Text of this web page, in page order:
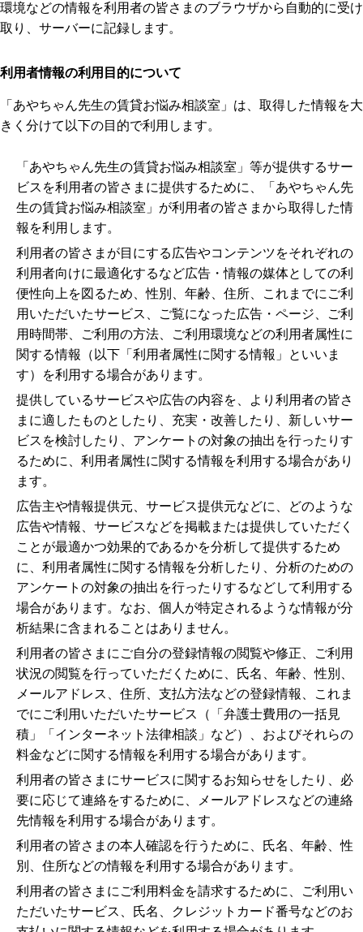
環境などの情報を利用者の皆さまのブラウザから自動的に受け
取り、サーバーに記録します。
利用者情報の利用目的について
「あやちゃん先生の賃貸お悩み相談室」は、取得した情報を大
きく分けて以下の目的で利用します。
「あやちゃん先生の賃貸お悩み相談室」等が提供するサー
ビスを利用者の皆さまに提供するために、「あやちゃん先
生の賃貸お悩み相談室」が利用者の皆さまから取得した情
報を利用します。
利用者の皆さまが目にする広告やコンテンツをそれぞれの
利用者向けに最適化するなど広告・情報の媒体としての利
便性向上を図るため、性別、年齢、住所、これまでにご利
用いただいたサービス、ご覧になった広告・ページ、ご利
用時間帯、ご利用の方法、ご利用環境などの利用者属性に
関する情報（以下「利用者属性に関する情報」といいま
す）を利用する場合があります。
提供しているサービスや広告の内容を、より利用者の皆さ
まに適したものとしたり、充実・改善したり、新しいサー
ビスを検討したり、アンケートの対象の抽出を行ったりす
るために、利用者属性に関する情報を利用する場合があり
ます。
広告主や情報提供元、サービス提供元などに、どのような
広告や情報、サービスなどを掲載または提供していただく
ことが最適かつ効果的であるかを分析して提供するため
に、利用者属性に関する情報を分析したり、分析のための
アンケートの対象の抽出を行ったりするなどして利用する
場合があります。なお、個人が特定されるような情報が分
析結果に含まれることはありません。
利用者の皆さまにご自分の登録情報の閲覧や修正、ご利用
状況の閲覧を行っていただくために、氏名、年齢、性別、
メールアドレス、住所、支払方法などの登録情報、これま
でにご利用いただいたサービス（「弁護士費用の一括見
積」「インターネット法律相談」など）、およびそれらの
料金などに関する情報を利用する場合があります。
利用者の皆さまにサービスに関するお知らせをしたり、必
要に応じて連絡をするために、メールアドレスなどの連絡
先情報を利用する場合があります。
利用者の皆さまの本人確認を行うために、氏名、年齢、性
別、住所などの情報を利用する場合があります。
利用者の皆さまにご利用料金を請求するために、ご利用い
ただいたサービス、氏名、クレジットカード番号などのお